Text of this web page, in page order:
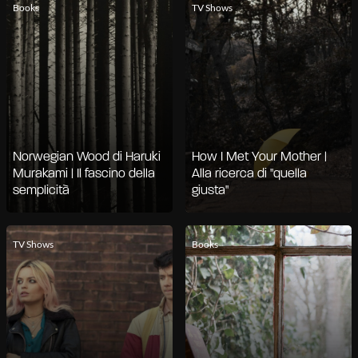
Books
Norwegian Wood di Haruki
Murakami | Il fascino della
semplicità
TV Shows
How I Met Your Mother |
Alla ricerca di "quella
giusta"
TV Shows Books